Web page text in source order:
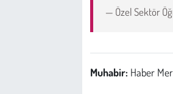
— Özel Sektör
Muhabir: Haber